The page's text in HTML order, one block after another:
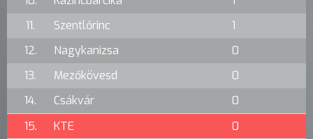
11.
Szentlőrinc
1
12.
Nagykanizsa
0
13.
Mezőkövesd
0
14.
Csákvár
0
15.
KTE
0